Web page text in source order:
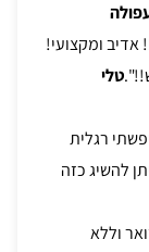
אדיב ומקצועי!
טלי
רגלית
להשיג כזה
וללא